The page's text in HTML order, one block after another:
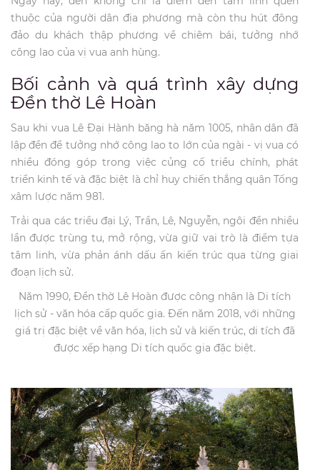
thuộc của người dân địa phương mà còn thu hút đông
đảo du khách thập phương về chiêm bái, tưởng nhớ
công lao của vị vua anh hùng.
Bối cảnh và quá trình xây dựng
Đền thờ Lê Hoàn
Sau khi vua Lê Đại Hành băng hà năm 1005, nhân dân đã
lập đền để tưởng nhớ công lao to lớn của ngài - vị vua có
nhiều đóng góp trong việc củng cố triều chính, phát
triển kinh tế và đặc biệt là chỉ huy chiến thắng quân Tống
xâm lược năm 981.
Trải qua các triều đại Lý, Trần, Lê, Nguyễn, ngôi đền nhiều
lần được trùng tu, mở rộng, vừa giữ vai trò là điểm tựa
tâm linh, vừa phản ánh dấu ấn kiến trúc qua từng giai
đoạn lịch sử.
Năm 1990, Đền thờ Lê Hoàn được công nhận là Di tích
lịch sử - văn hóa cấp quốc gia. Đến năm 2018, với những
giá trị đặc biệt về văn hóa, lịch sử và kiến trúc, di tích đã
được xếp hạng Di tích quốc gia đặc biệt.